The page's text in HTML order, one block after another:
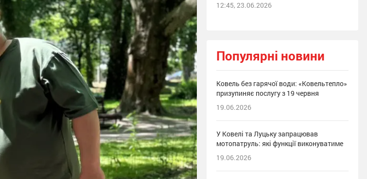
12:45, 23.06.2026
Популярні новини
Ковель без гарячої води: «Ковельтепло»
призупиняє послугу з 19 червня
19.06.2026
У Ковелі та Луцьку запрацював
мотопатруль: які функції виконуватиме
19.06.2026